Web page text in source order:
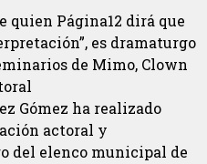
quien Página12 dirá que
es dramaturgo
de Mimo, Clown
Gómez ha realizado
actoral y
del elenco municipal de